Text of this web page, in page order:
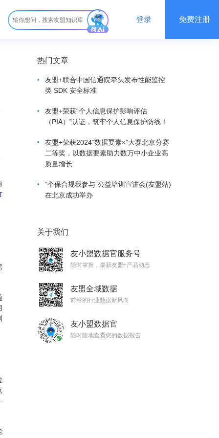
登录 免费注册
热门文章
•
友盟+联合中国信通院牵头发布性能监控
类 SDK 安全标准
•
友盟+荣获“个人信息保护影响评估
（PIA）”认证，筑牢个人信息保护防线！
•
友盟+荣获2024“数据要素×”大赛北京分赛
二等奖，以数据要素助力数万中小企业高
质量增长
•
“个保合规我参与”公益培训宣讲会(友盟站)
在北京成功举办
关于我们
友小盟数据官服务号
随时掌握，最新友盟+产品动态
友盟全域数据
前沿的行业数据新风向
友小盟数据官
随时随地查看您的数据报告